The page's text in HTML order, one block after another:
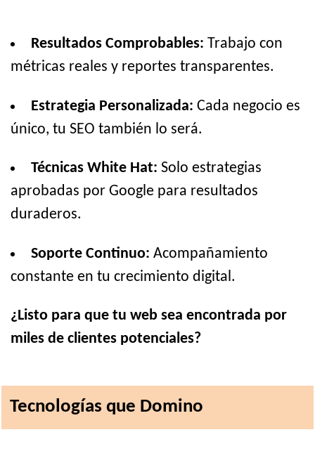
Resultados Comprobables: Trabajo con
métricas reales y reportes transparentes.
Estrategia Personalizada: Cada negocio es
único, tu SEO también lo será.
Técnicas White Hat: Solo estrategias
aprobadas por Google para resultados
duraderos.
Soporte Continuo: Acompañamiento
constante en tu crecimiento digital.
¿Listo para que tu web sea encontrada por
miles de clientes potenciales?
Tecnologías que Domino